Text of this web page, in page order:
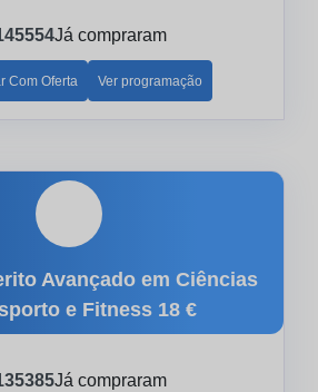
Já compraram
Com Oferta Ver programação
Avançado em Ciências
e Fitness 18 €
Já compraram